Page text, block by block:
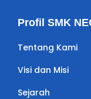
Profil SMK
Tentang Kami
Visi dan Misi
Sejarah